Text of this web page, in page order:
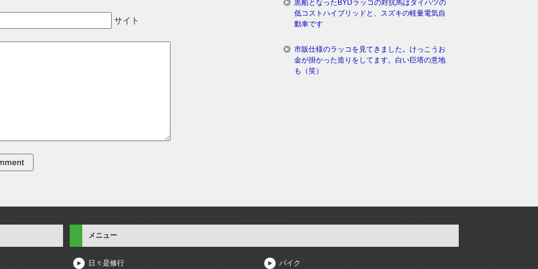
サイト
黒船となったBYDラッコの対抗馬はダイハツの
低コストハイブリッドと、スズキの軽量電気自
動車です
市販仕様のラッコを見てきました。けっこうお
金が掛かった造りをしてます。白い巨塔の意地
も（笑）
メニュー
日々是修行 バイク